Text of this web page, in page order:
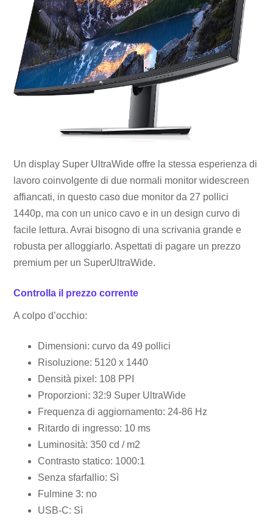
Un display Super UltraWide offre la stessa esperienza di
lavoro coinvolgente di due normali monitor widescreen
affiancati, in questo caso due monitor da 27 pollici
1440p, ma con un unico cavo e in un design curvo di
facile lettura. Avrai bisogno di una scrivania grande e
robusta per alloggiarlo. Aspettati di pagare un prezzo
premium per un SuperUltraWide.
Controlla il prezzo corrente
A colpo d’occhio:
Dimensioni: curvo da 49 pollici
Risoluzione: 5120 x 1440
Densità pixel: 108 PPI
Proporzioni: 32:9 Super UltraWide
Frequenza di aggiornamento: 24-86 Hz
Ritardo di ingresso: 10 ms
Luminosità: 350 cd / m2
Contrasto statico: 1000:1
Senza sfarfallio: Sì
Fulmine 3: no
USB-C: Sì